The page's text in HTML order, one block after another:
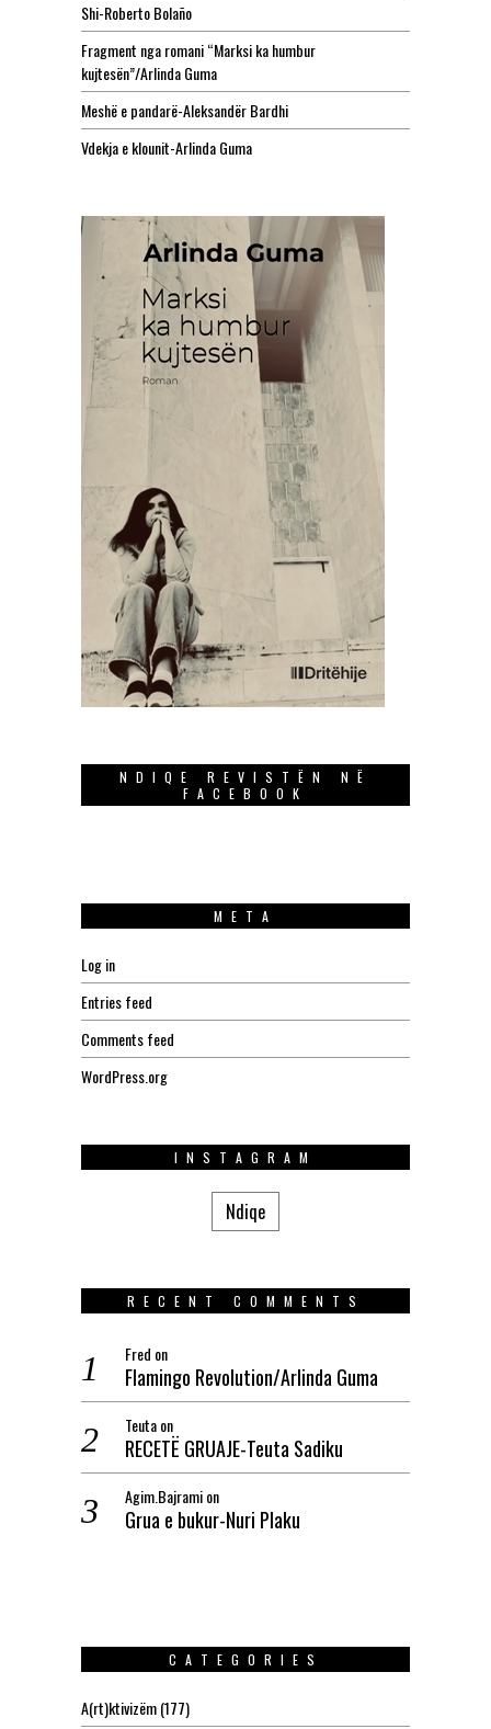
Shi-Roberto Bolaño
Fragment nga romani “Marksi ka humbur
kujtesën”/Arlinda Guma
Meshë e pandarë-Aleksandër Bardhi
Vdekja e klounit-Arlinda Guma
NDIQE REVISTËN NË
FACEBOOK
META
Log in
Entries feed
Comments feed
WordPress.org
INSTAGRAM
Ndiqe
RECENT COMMENTS
Fred on
Flamingo Revolution/Arlinda Guma
Teutaon
RECETË GRUAJE-Teuta Sadiku
Agim.Bajramion
Grua e bukur-Nuri Plaku
CATEGORIES
A(rt)ktivizëm(177)